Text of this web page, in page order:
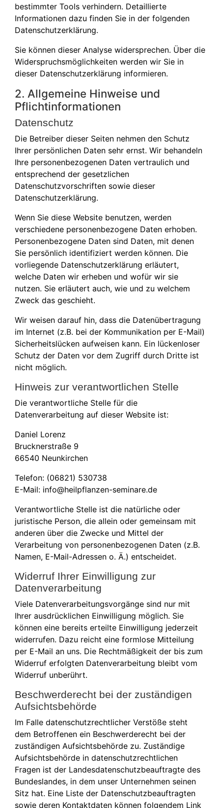
bestimmter Tools verhindern. Detaillierte
Informationen dazu finden Sie in der folgenden
Datenschutzerklärung.
Sie können dieser Analyse widersprechen. Über die
Widerspruchsmöglichkeiten werden wir Sie in
dieser Datenschutzerklärung informieren.
2. Allgemeine Hinweise und
Pflichtinformationen
Datenschutz
Die Betreiber dieser Seiten nehmen den Schutz
Ihrer persönlichen Daten sehr ernst. Wir behandeln
Ihre personenbezogenen Daten vertraulich und
entsprechend der gesetzlichen
Datenschutzvorschriften sowie dieser
Datenschutzerklärung.
Wenn Sie diese Website benutzen, werden
verschiedene personenbezogene Daten erhoben.
Personenbezogene Daten sind Daten, mit denen
Sie persönlich identifiziert werden können. Die
vorliegende Datenschutzerklärung erläutert,
welche Daten wir erheben und wofür wir sie
nutzen. Sie erläutert auch, wie und zu welchem
Zweck das geschieht.
Wir weisen darauf hin, dass die Datenübertragung
im Internet (z.B. bei der Kommunikation per E-Mail)
Sicherheitslücken aufweisen kann. Ein lückenloser
Schutz der Daten vor dem Zugriff durch Dritte ist
nicht möglich.
Hinweis zur verantwortlichen Stelle
Die verantwortliche Stelle für die
Datenverarbeitung auf dieser Website ist:
Daniel Lorenz
Brucknerstraße 9
66540 Neunkirchen
Telefon: (06821) 530738
E-Mail: info@heilpflanzen-seminare.de
Verantwortliche Stelle ist die natürliche oder
juristische Person, die allein oder gemeinsam mit
anderen über die Zwecke und Mittel der
Verarbeitung von personenbezogenen Daten (z.B.
Namen, E-Mail-Adressen o. Ä.) entscheidet.
Widerruf Ihrer Einwilligung zur
Datenverarbeitung
Viele Datenverarbeitungsvorgänge sind nur mit
Ihrer ausdrücklichen Einwilligung möglich. Sie
können eine bereits erteilte Einwilligung jederzeit
widerrufen. Dazu reicht eine formlose Mitteilung
per E-Mail an uns. Die Rechtmäßigkeit der bis zum
Widerruf erfolgten Datenverarbeitung bleibt vom
Widerruf unberührt.
Beschwerderecht bei der zuständigen
Aufsichtsbehörde
Im Falle datenschutzrechtlicher Verstöße steht
dem Betroffenen ein Beschwerderecht bei der
zuständigen Aufsichtsbehörde zu. Zuständige
Aufsichtsbehörde in datenschutzrechtlichen
Fragen ist der Landesdatenschutzbeauftragte des
Bundeslandes, in dem unser Unternehmen seinen
Sitz hat. Eine Liste der Datenschutzbeauftragten
sowie deren Kontaktdaten können folgendem Link